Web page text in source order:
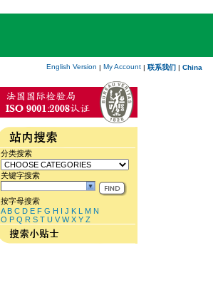
English Version | My Account | 联系我们 | China
分类搜索
关键字搜索
按字母搜索
A B C D E F G H I J K L M N
O P Q R S T U V W X Y Z